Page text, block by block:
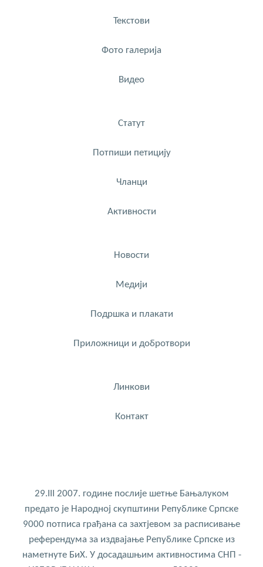
Текстови
Фото галерија
Видео
Статут
Потпиши петицију
Чланци
Активности
Новости
Медији
Подршка и плакати
Приложници и добротвори
Линкови
Контакт
29.III 2007. године послије шетње Бањалуком
предато је Народној скупштини Републике Српске
9000 потписа грађана са захтјевом за расписивање
референдума за издвајање Републике Српске из
наметнуте БиХ. У досадашњим активностима СНП -